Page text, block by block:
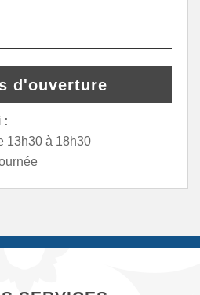
d'ouverture
:
13h30 à 18h30